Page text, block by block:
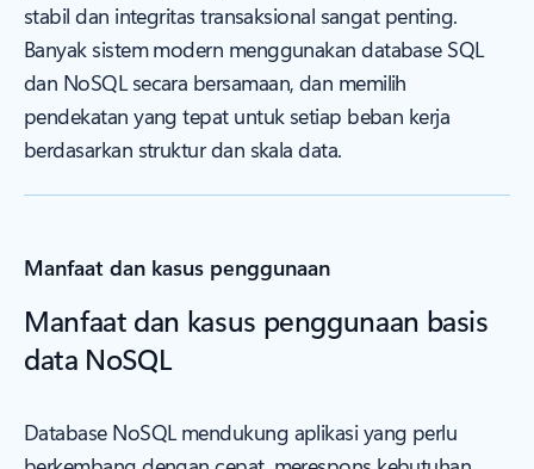
stabil dan integritas transaksional sangat penting.
Banyak sistem modern menggunakan database SQL
dan NoSQL secara bersamaan, dan memilih
pendekatan yang tepat untuk setiap beban kerja
berdasarkan struktur dan skala data.
Manfaat dan kasus penggunaan
Manfaat dan kasus penggunaan basis
data NoSQL
Database NoSQL mendukung aplikasi yang perlu